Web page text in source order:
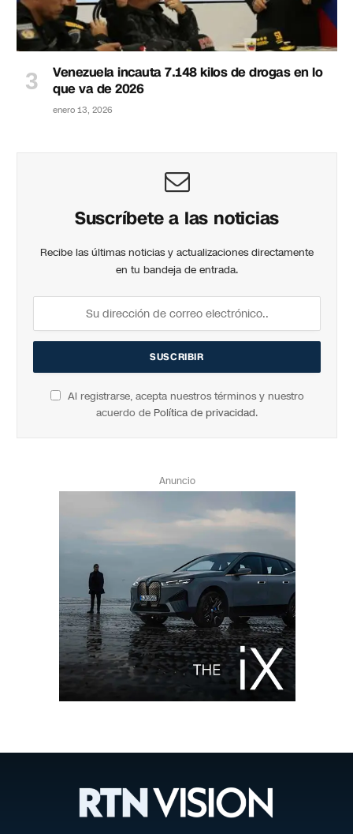
Venezuela incauta 7.148 kilos de drogas en lo
que va de 2026
enero 13, 2026
Suscríbete a las noticias
Recibe las últimas noticias y actualizaciones directamente
en tu bandeja de entrada.
Al registrarse, acepta nuestros términos y nuestro
acuerdo de Política de privacidad.
Anuncio